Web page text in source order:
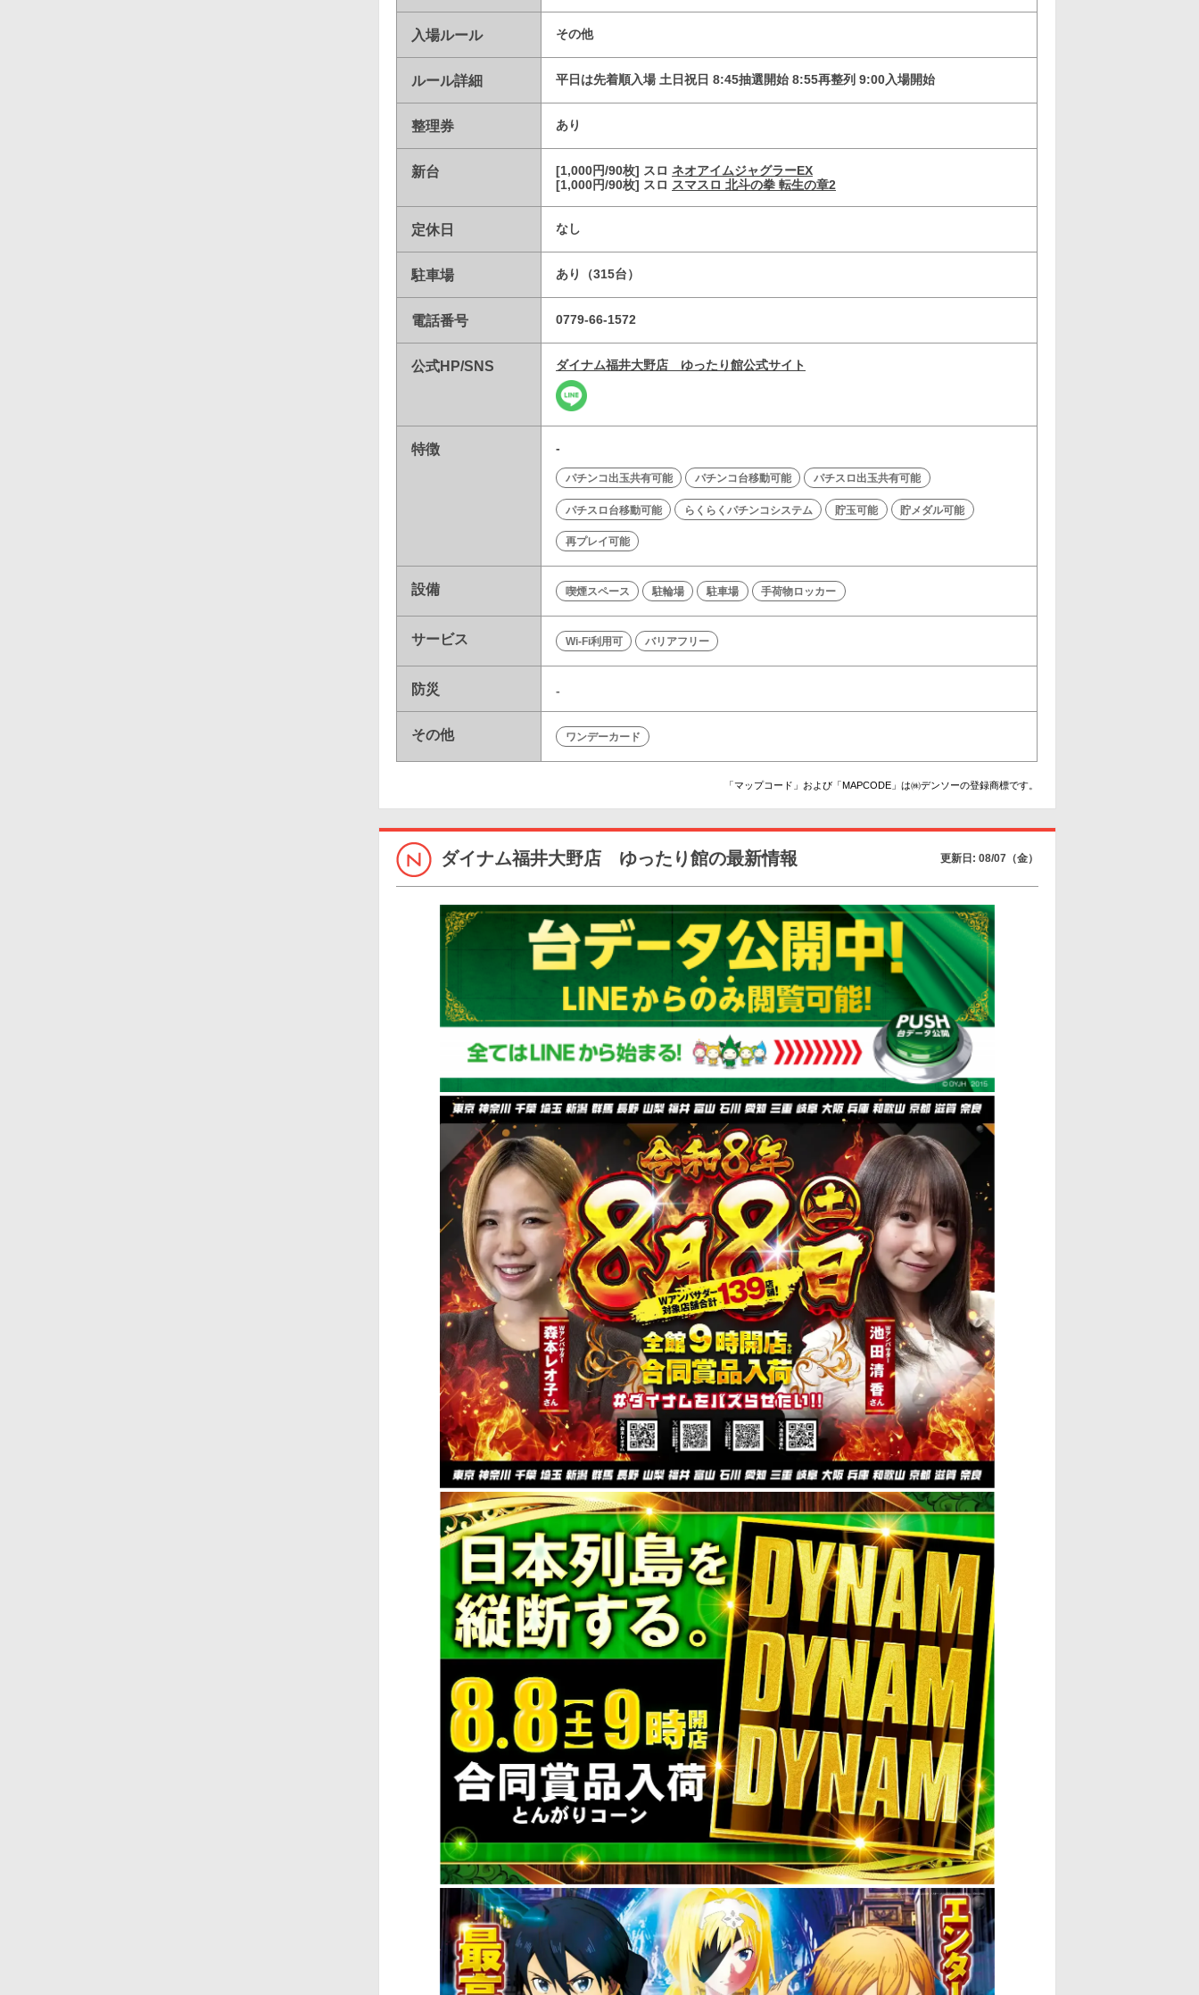
入場ルール その他
ルール詳細 平日は先着順入場 土日祝日 8:45抽選開始 8:55再整列 9:00入場開始
整理券 あり
新台 [1,000円/90枚] スロ ネオアイムジャグラーEX
[1,000円/90枚] スロ スマスロ 北斗の拳 転生の章2
定休日 なし
駐車場 あり（315台）
電話番号 0779-66-1572
公式HP/SNS ダイナム福井大野店 ゆったり館公式サイト
特徴 -
パチンコ出玉共有可能 パチンコ台移動可能 パチスロ出玉共有可能
パチスロ台移動可能 らくらくパチンコシステム 貯玉可能 貯メダル可能
再プレイ可能
設備 喫煙スペース 駐輪場 駐車場 手荷物ロッカー
サービス Wi-Fi利用可 バリアフリー
防災 -
その他 ワンデーカード
「マップコード」および「MAPCODE」は㈱デンソーの登録商標です。
ダイナム福井大野店 ゆったり館の最新情報 更新日: 08/07（金）